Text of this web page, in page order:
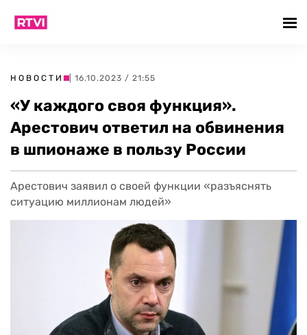
НОВОСТИ | 16.10.2023 / 21:55
«У каждого своя функция».
Арестович ответил на обвинения
в шпионаже в пользу России
Арестович заявил о своей функции «разъяснять
ситуацию миллионам людей»